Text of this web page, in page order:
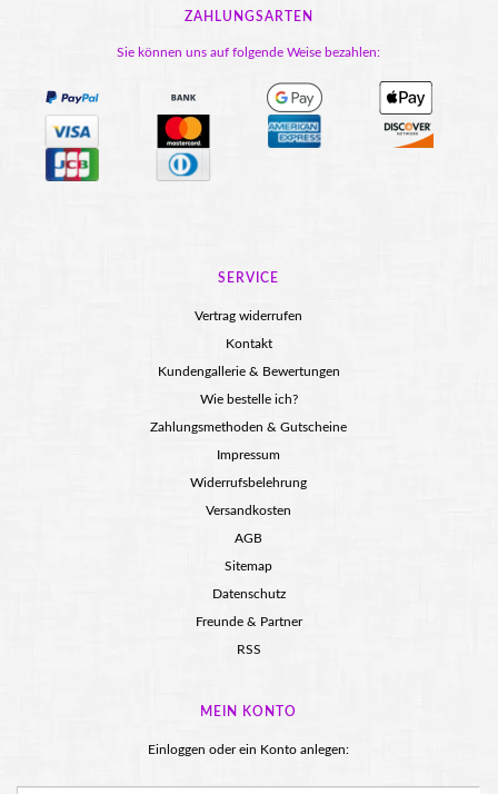
ZAHLUNGSARTEN
Sie können uns auf folgende Weise bezahlen:
SERVICE
Vertrag widerrufen
Kontakt
Kundengallerie & Bewertungen
Wie bestelle ich?
Zahlungsmethoden & Gutscheine
Impressum
Widerrufsbelehrung
Versandkosten
AGB
Sitemap
Datenschutz
Freunde & Partner
RSS
MEIN KONTO
Einloggen oder ein Konto anlegen: